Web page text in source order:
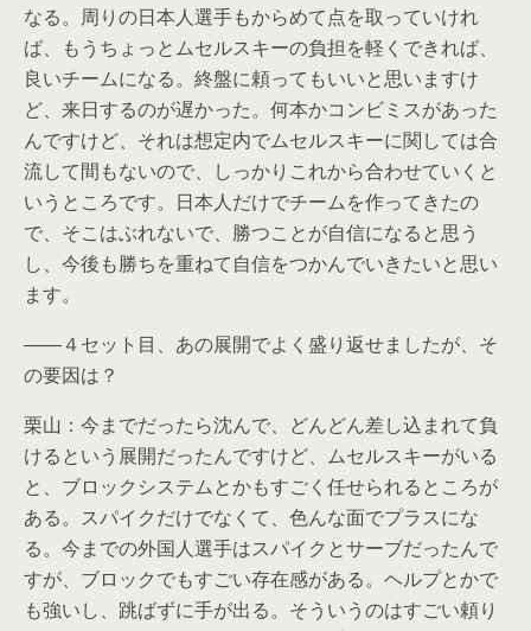
なる。周りの日本人選手もからめて点を取っていけれ
ば、もうちょっとムセルスキーの負担を軽くできれば、
良いチームになる。終盤に頼ってもいいと思いますけ
ど、来日するのが遅かった。何本かコンビミスがあった
んですけど、それは想定内でムセルスキーに関しては合
流して間もないので、しっかりこれから合わせていくと
いうところです。日本人だけでチームを作ってきたの
で、そこはぶれないで、勝つことが自信になると思う
し、今後も勝ちを重ねて自信をつかんでいきたいと思い
ます。
――４セット目、あの展開でよく盛り返せましたが、そ
の要因は？
栗山：今までだったら沈んで、どんどん差し込まれて負
けるという展開だったんですけど、ムセルスキーがいる
と、ブロックシステムとかもすごく任せられるところが
ある。スパイクだけでなくて、色んな面でプラスにな
る。今までの外国人選手はスパイクとサーブだったんで
すが、ブロックでもすごい存在感がある。ヘルプとかで
も強いし、跳ばずに手が出る。そういうのはすごい頼り